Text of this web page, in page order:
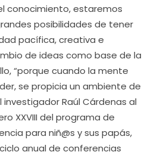
conocimiento, estaremos
posibilidades de tener
pacífica, creativa e
de ideas como base de la
“porque cuando la mente
se propicia un ambiente de
investigador Raúl Cárdenas al
XXVIII del programa de
para niñ@s y sus papás,
anual de conferencias